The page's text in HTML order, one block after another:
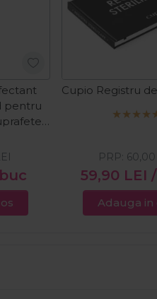
pentru
Cupio Registru
59,90 LEI
PRP: 60,00
Adauga in